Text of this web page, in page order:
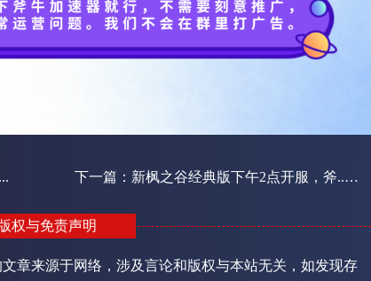
下一篇： 新枫之谷经典版下午2点开服，斧... ...
权与免责声明
章来源于网络，涉及言论和版权与本站无关，如发现存